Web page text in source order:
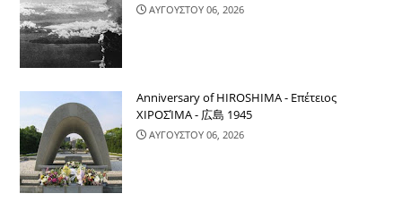
ΑΥΓΟΥΣΤΟΥ 06, 2026
Anniversary of HIROSHIMA - Επέτειος
ΧΙΡΟΣΊΜΑ - 広島 1945
ΑΥΓΟΥΣΤΟΥ 06, 2026